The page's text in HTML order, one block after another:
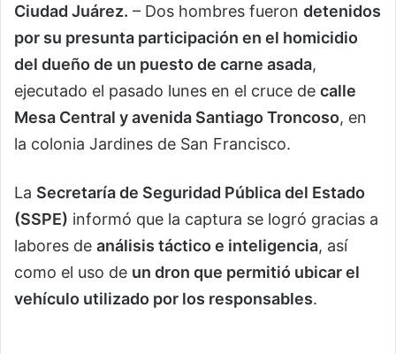
Ciudad Juárez. – Dos hombres fueron detenidos
por su presunta participación en el homicidio
del dueño de un puesto de carne asada,
ejecutado el pasado lunes en el cruce de calle
Mesa Central y avenida Santiago Troncoso, en
la colonia Jardines de San Francisco.
La Secretaría de Seguridad Pública del Estado
(SSPE) informó que la captura se logró gracias a
labores de análisis táctico e inteligencia, así
como el uso de un dron que permitió ubicar el
vehículo utilizado por los responsables.